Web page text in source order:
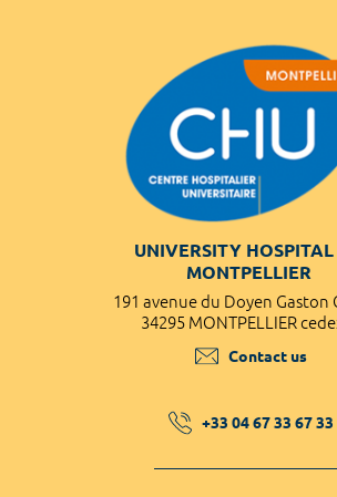
UNIVERSITY HOSPITAL
MONTPELLIER
191 avenue du Doyen Gaston
34295 MONTPELLIER
Contact us
+33 04 67 33 67 33